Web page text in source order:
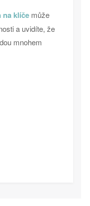
na klíčemůže
a uvidíte, že
mnohem